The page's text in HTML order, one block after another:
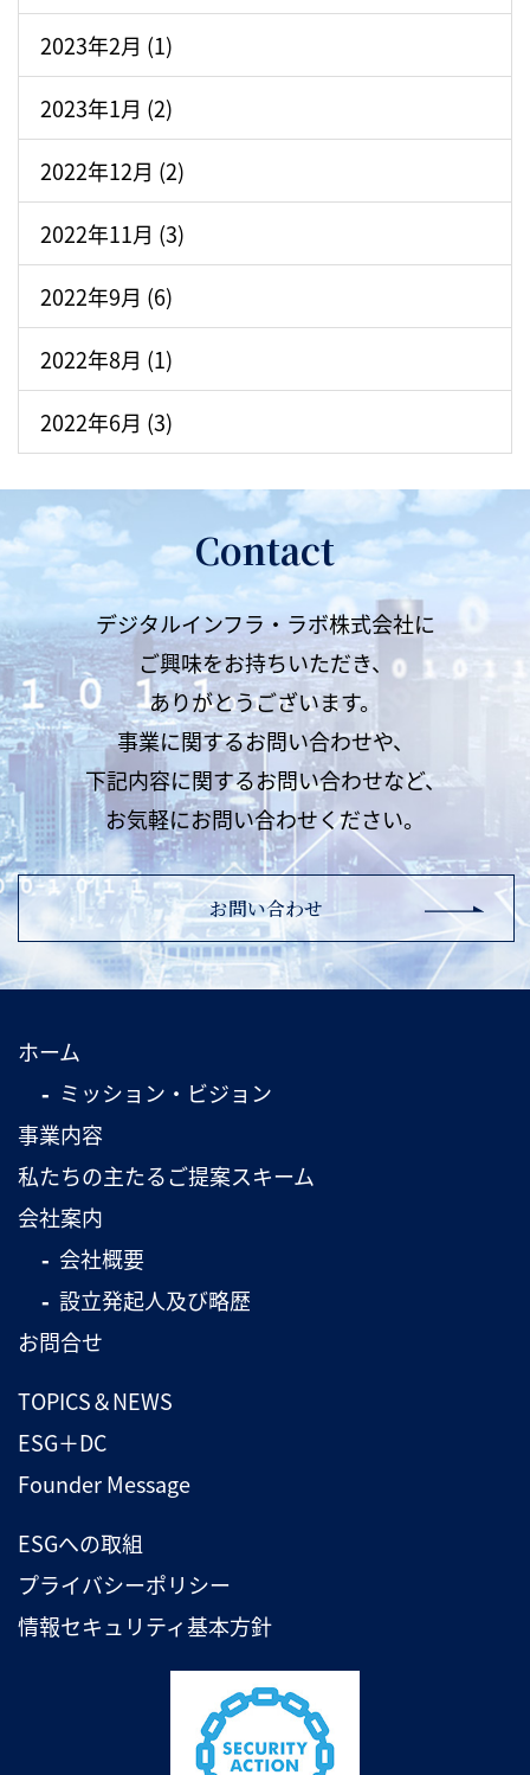
2023年2月 (1)
2023年1月 (2)
2022年12月 (2)
2022年11月 (3)
2022年9月 (6)
2022年8月 (1)
2022年6月 (3)
Contact
デジタルインフラ・ラボ株式会社に
ご興味をお持ちいただき、
ありがとうございます。
事業に関するお問い合わせや、
下記内容に関するお問い合わせなど、
お気軽にお問い合わせください。
お問い合わせ
ホーム
ミッション・ビジョン
事業内容
私たちの主たるご提案スキーム
会社案内
会社概要
設立発起人及び略歴
お問合せ
TOPICS＆NEWS
ESG＋DC
Founder Message
ESGへの取組
プライバシーポリシー
情報セキュリティ基本方針